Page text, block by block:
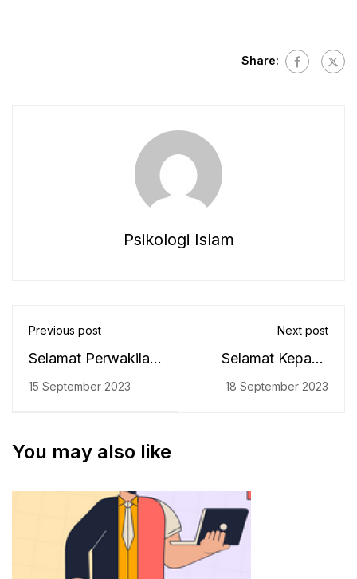
Share:
Psikologi Islam
Previous post
Selamat Perwakilan
Prodi Psikologi
Palangka Raya
15 September 2023
Next post
Selamat Kepada
Rofi Zulfan, S.Psi
18 September 2023
You may also like